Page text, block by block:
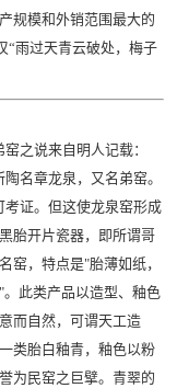
规模和外销范围最大的
“雨过天青云破处，梅子
之说来自明人记载：
名章龙泉，又名弟窑。
证。但这使龙泉窑形成
胎开片瓷器，即所谓哥
窑，特点是"胎薄如纸，
此类产品以造型、釉色
而自然，可谓天工造
类胎白釉青，釉色以粉
为民窑之巨擘。青翠的